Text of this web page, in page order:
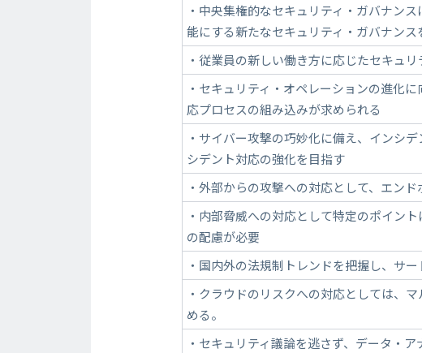
・中央集権的なセキュリティ・ガバナン
能にする新たなセキュリティ・ガバナンス
・従業員の新しい働き方に応じたセキュ
・セキュリティ・オペレーションの進化
応プロセスの組み込みが求められる
・サイバー攻撃の巧妙化に備え、インシ
シデント対応の強化を目指す
・外部からの攻撃への対応として、エン
・内部脅威への対応として特定のポイン
の配慮が必要
・国内外の法規制トレンドを把握し、サ
・クラウドのリスクへの対応としては、
める。
・セキュリティ議論を逃さず、データ・